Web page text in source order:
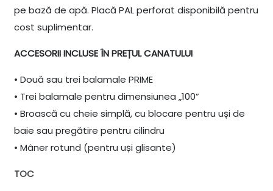
pe bază de apă. Placă PAL perforat disponibilă pentru
cost suplimentar.
ACCESORII INCLUSE ÎN PREȚUL CANATULUI
• Două sau trei balamale PRIME
• Trei balamale pentru dimensiunea „100”
• Broască cu cheie simplă, cu blocare pentru uși de
baie sau pregătire pentru cilindru
• Mâner rotund (pentru uși glisante)
TOC